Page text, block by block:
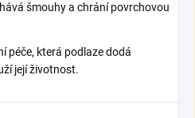
šmouhy a chrání povrchovou
péče, která podlaze dodá
její životnost.